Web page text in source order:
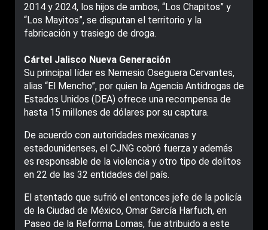
2014 y 2024, los hijos de ambos, “Los Chapitos” y
“Los Mayitos”, se disputan el territorio y la
fabricación y trasiego de droga.
Cártel Jalisco Nueva Generación
Su principal líder es Nemesio Oseguera Cervantes,
alias “El Mencho”, por quien la Agencia Antidrogas de
Estados Unidos (DEA) ofrece una recompensa de
hasta 15 millones de dólares por su captura.
De acuerdo con autoridades mexicanas y
estadounidenses, el CJNG cobró fuerza y además
es responsable de la violencia y otro tipo de delitos
en 22 de las 32 entidades del país.
El atentado que sufrió el entonces jefe de la policía
de la Ciudad de México, Omar García Harfuch, en
Paseo de la Reforma Lomas, fue atribuido a este